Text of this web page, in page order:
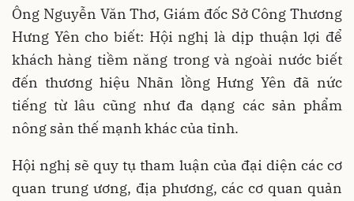
Ông Nguyễn Văn Thơ, Giám đốc Sở Công Thương
Hưng Yên cho biết: Hội nghị là dịp thuận lợi để
khách hàng tiềm năng trong và ngoài nước biết
đến thương hiệu Nhãn lồng Hưng Yên đã nức
tiếng từ lâu cũng như đa dạng các sản phẩm
nông sản thế mạnh khác của tỉnh.
Hội nghị sẽ quy tụ tham luận của đại diện các cơ
quan trung ương, địa phương, các cơ quan quản